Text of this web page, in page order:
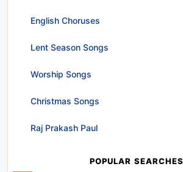
English Choruses
Lent Season Songs
Worship Songs
Christmas Songs
Raj Prakash Paul
POPULAR SEARCHES